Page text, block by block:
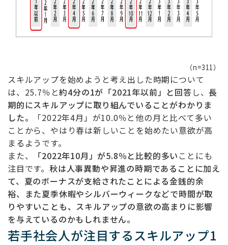
（n=311）
スキルアップを始めようと考え出した時期について
は、25.7％と約4分の1が「2021年以前」と回答し、長
期的にスキルアップに取り組んでいることがわかりま
した。
「2022年4月」が10.0％と他の月と比べて多い
ことから、やはり春は新しいことを始めたい意欲が高
まるようです。
また、
「2022年10月」が5.8％と比較的多い ことにも
注目です。 秋は人事異動や昇進の時期であることに加え
て、夏のボーナスが支給されたことによる金銭的余
裕、また夏季休暇やシルバーウィークなどで時間が取
りやすいことも、スキルアップの意欲の高まりに影響
を与えているのかもしれません。
若手社会人が注目するスキルアップ1